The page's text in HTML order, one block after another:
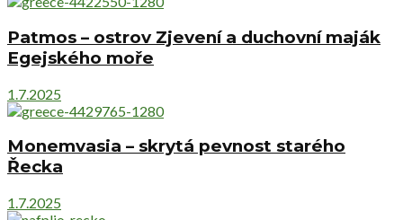
Patmos – ostrov Zjevení a duchovní maják
Egejského moře
1.7.2025
Monemvasia – skrytá pevnost starého
Řecka
1.7.2025